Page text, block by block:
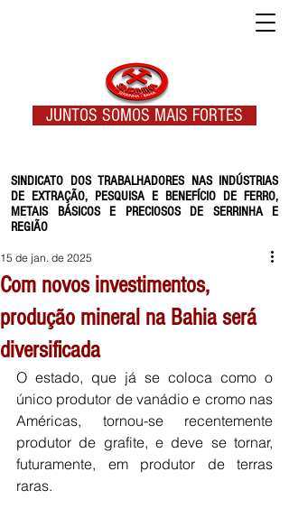
SINDICATO DOS TRABALHADORES NAS INDÚSTRIAS
DE EXTRAÇÃO, PESQUISA E BENEFÍCIO DE FERRO,
METAIS BÁSICOS E PRECIOSOS DE SERRINHA E
REGIÃO
JUNTOS SOMOS MAIS FORTES
Com novos investimentos,
produção mineral na Bahia será
diversificada
15 de jan. de 2025
O estado, que já se coloca como o
único produtor de vanádio e cromo nas
Américas, tornou-se recentemente
produtor de grafite, e deve se tornar,
futuramente, em produtor de terras
raras.